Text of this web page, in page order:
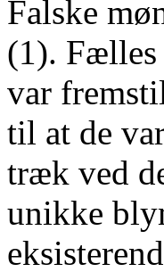
Falske
(1). Fælles
var
til at de
træk ved
unikke